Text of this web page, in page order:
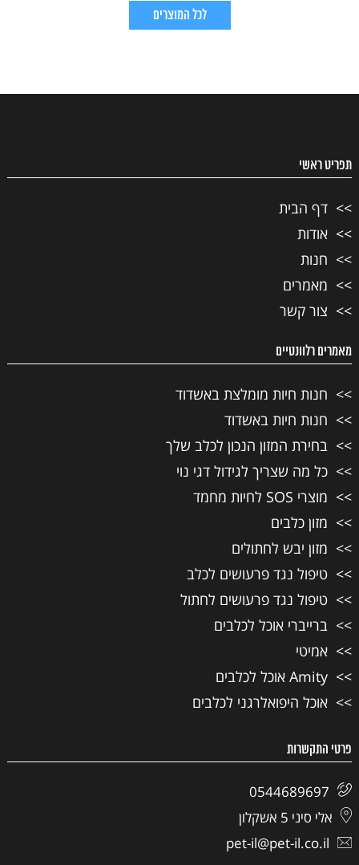
לכל המוצרים
תפריט ראשי
דף הבית
אודות
חנות
מאמרים
צור קשר
מאמרים רלוונטיים
חנות חיות מומלצת באשדוד
חנות חיות באשדוד
בחירת המזון הנכון לכלב שלך
כל מה שצריך לגידול דגי נוי
מוצרי SOS לחיות מחמד
מזון כלבים
מזון יבש לחתולים
טיפול נגד פרעושים לכלב
טיפול נגד פרעושים לחתול
ברייברי אוכל לכלבים
אמיטי
Amity אוכל לכלבים
אוכל היפואלרגני לכלבים
פרטי התקשרות
0544689697
אלי סיני 5 אשקלון
pet-il@pet-il.co.il